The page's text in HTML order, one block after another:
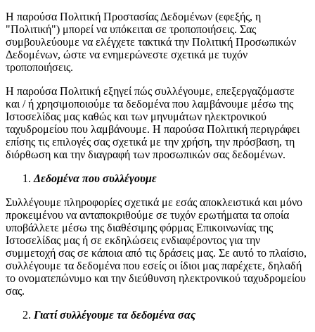
Η παρούσα Πολιτική Προστασίας Δεδομένων (εφεξής, η
"Πολιτική") μπορεί να υπόκειται σε τροποποιήσεις. Σας
συμβουλεύουμε να ελέγχετε τακτικά την Πολιτική Προσωπικών
Δεδομένων, ώστε να ενημερώνεστε σχετικά με τυχόν
τροποποιήσεις.
Η παρούσα Πολιτική εξηγεί πώς συλλέγουμε, επεξεργαζόμαστε
και / ή χρησιμοποιούμε τα δεδομένα που λαμβάνουμε μέσω της
Ιστοσελίδας μας καθώς και των μηνυμάτων ηλεκτρονικού
ταχυδρομείου που λαμβάνουμε. Η παρούσα Πολιτική περιγράφει
επίσης τις επιλογές σας σχετικά με την χρήση, την πρόσβαση, τη
διόρθωση και την διαγραφή των προσωπικών σας δεδομένων.
Δεδομένα που συλλέγουμε
Συλλέγουμε πληροφορίες σχετικά με εσάς αποκλειστικά και μόνο
προκειμένου να ανταποκριθούμε σε τυχόν ερωτήματα τα οποία
υποβάλλετε μέσω της διαθέσιμης φόρμας Επικοινωνίας της
Ιστοσελίδας μας ή σε εκδηλώσεις ενδιαφέροντος για την
συμμετοχή σας σε κάποια από τις δράσεις μας. Σε αυτό το πλαίσιο,
συλλέγουμε τα δεδομένα που εσείς οι ίδιοι μας παρέχετε, δηλαδή
το ονοματεπώνυμο και την διεύθυνση ηλεκτρονικού ταχυδρομείου
σας.
Γιατί συλλέγουμε τα δεδομένα σας